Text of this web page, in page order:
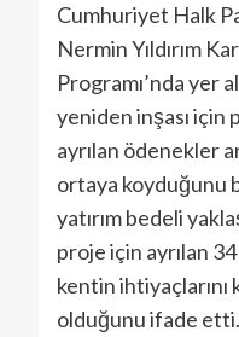
Cumhuriyet Halk
Nermin Yıldırım
Programı’nda yer
yeniden inşası için
ayrılan ödenekler
ortaya koyduğunu
yatırım bedeli
proje için ayrılan
kentin ihtiyaçlarını
olduğunu ifade etti.